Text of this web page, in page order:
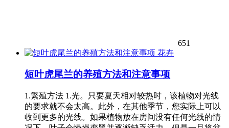
651
花卉
短叶虎尾兰的养殖方法和注意事项
1.繁殖方法 1.光。只要夏天相对较热时，该植物对光线
的要求就不会太高。此外，在其他季节，您实际上可以
收到更多的光线。如果植物放在房间没有任何光线的情